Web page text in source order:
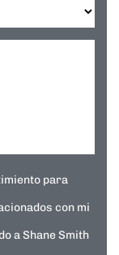
para
con mi
a Shane Smith